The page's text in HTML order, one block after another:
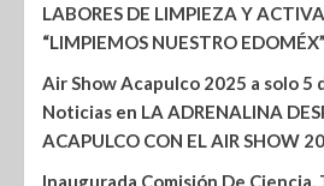
LABORES DE LIMPIEZA Y
“LIMPIEMOS NUESTRO
Air Show Acapulco 2025 a solo 5
Noticias en LA ADRENALINA
ACAPULCO CON EL AIR SHOW
Inaugurada Comisión De Ciencia,